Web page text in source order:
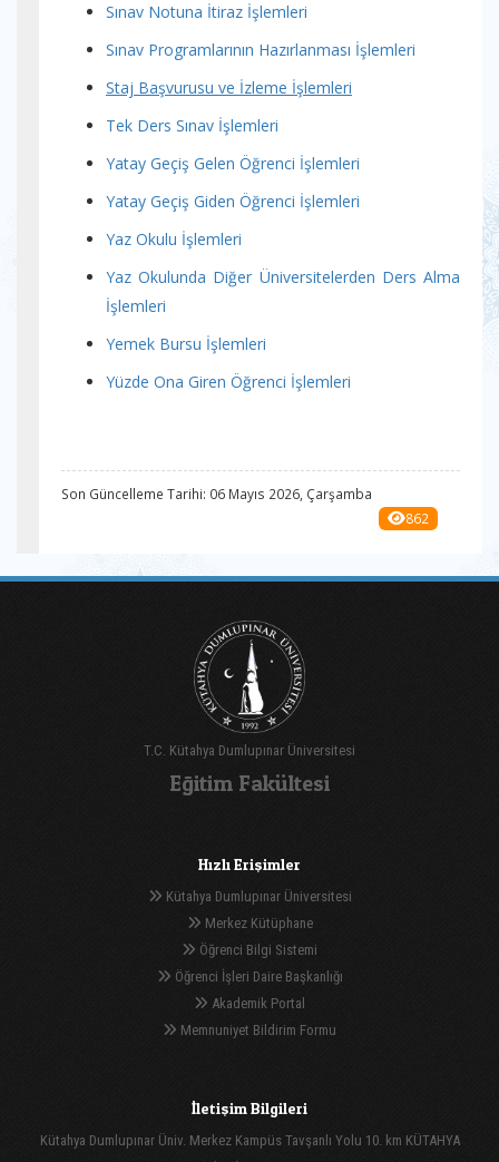
Sınav Notuna İtiraz İşlemleri
Sınav Programlarının Hazırlanması İşlemleri
Staj Başvurusu ve İzleme İşlemleri
Tek Ders Sınav İşlemleri
Yatay Geçiş Gelen Öğrenci İşlemleri
Yatay Geçiş Giden Öğrenci İşlemleri
Yaz Okulu İşlemleri
Yaz Okulunda Diğer Üniversitelerden Ders Alma
İşlemleri
Yemek Bursu İşlemleri
Yüzde Ona Giren Öğrenci İşlemleri
Son Güncelleme Tarihi: 06 Mayıs 2026, Çarşamba
862
T.C. Kütahya Dumlupınar Üniversitesi
Eğitim Fakültesi
Hızlı Erişimler
Kütahya Dumlupınar Üniversitesi
Merkez Kütüphane
Öğrenci Bilgi Sistemi
Öğrenci İşleri Daire Başkanlığı
Akademik Portal
Memnuniyet Bildirim Formu
İletişim Bilgileri
Kütahya Dumlupınar Üniv. Merkez Kampüs Tavşanlı Yolu 10. km KÜTAHYA